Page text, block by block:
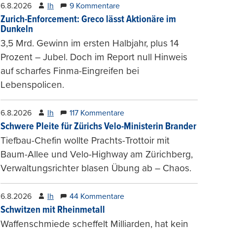
6.8.2026 lh 9 Kommentare
Zurich-Enforcement: Greco lässt Aktionäre im
Dunkeln
3,5 Mrd. Gewinn im ersten Halbjahr, plus 14
Prozent – Jubel. Doch im Report null Hinweis
auf scharfes Finma-Eingreifen bei
Lebenspolicen.
6.8.2026 lh 117 Kommentare
Schwere Pleite für Zürichs Velo-Ministerin Brander
Tiefbau-Chefin wollte Prachts-Trottoir mit
Baum-Allee und Velo-Highway am Zürichberg,
Verwaltungsrichter blasen Übung ab – Chaos.
6.8.2026 lh 44 Kommentare
Schwitzen mit Rheinmetall
Waffenschmiede scheffelt Milliarden, hat kein